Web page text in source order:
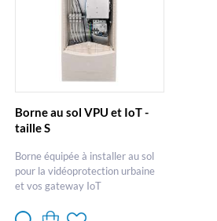
Borne au sol VPU et IoT -
taille S
Borne équipée à installer au sol
pour la vidéoprotection urbaine
et vos gateway IoT